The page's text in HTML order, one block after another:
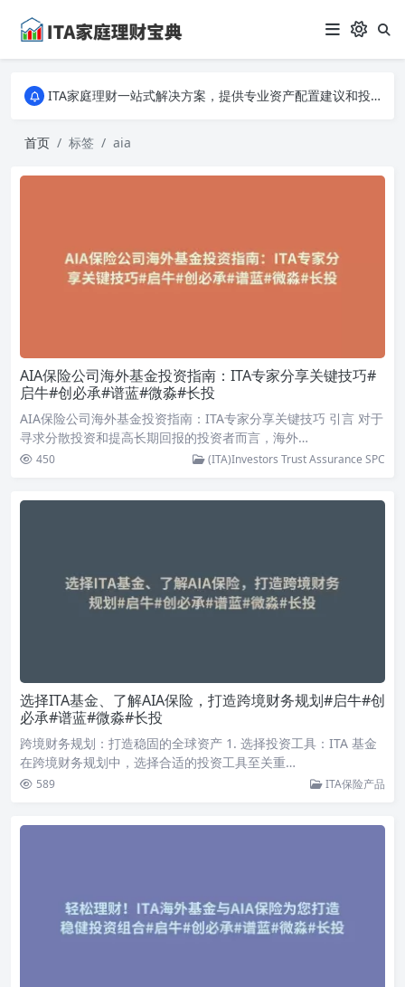
ITA家庭理财一站式解决方案，提供专业资产配置建议和投资策略分析。从入门到专家，全面掌握家庭财务规划的秘诀，让您的财富稳健增长！
首页 标签 aia
AIA保险公司海外基金投资指南：ITA专家分享关键技巧#
启牛#创必承#谱蓝#微淼#长投
AIA保险公司海外基金投资指南：ITA专家分享关键技巧 引言 对于
寻求分散投资和提高长期回报的投资者而言，海外…
450 (ITA)Investors Trust Assurance SPC
选择ITA基金、了解AIA保险，打造跨境财务规划#启牛#创
必承#谱蓝#微淼#长投
跨境财务规划：打造稳固的全球资产 1. 选择投资工具：ITA 基金
在跨境财务规划中，选择合适的投资工具至关重…
589 ITA保险产品